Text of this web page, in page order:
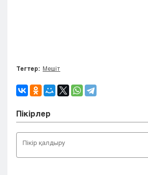
Тегтер: Мешіт
Пікірлер